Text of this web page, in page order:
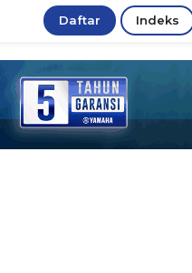
Daftar Indeks